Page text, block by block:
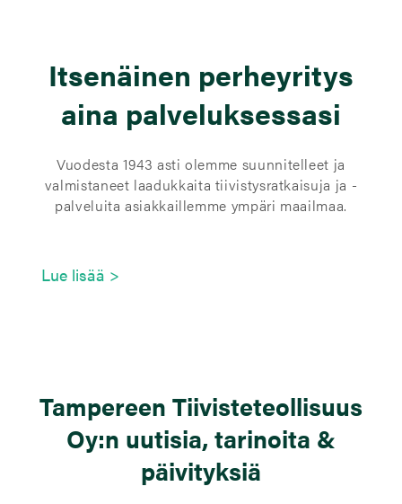
Itsenäinen perheyritys
aina palveluksessasi
Vuodesta 1943 asti olemme suunnitelleet ja
valmistaneet laadukkaita tiivistysratkaisuja ja -
palveluita asiakkaillemme ympäri maailmaa.
Lue lisää >
Tampereen Tiivisteteollisuus
Oy:n uutisia, tarinoita &
päivityksiä